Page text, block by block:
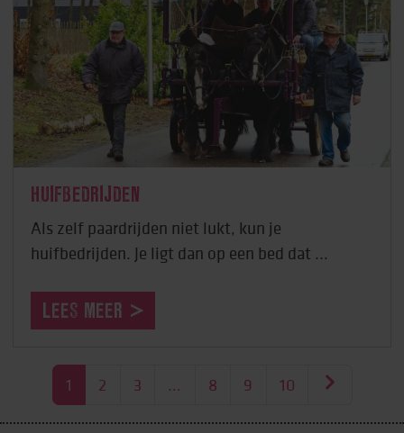
HUIFBEDRIJDEN
Als zelf paardrijden niet lukt, kun je
huifbedrijden. Je ligt dan op een bed dat ...
LEES MEER
1 2 3 … 8 9 10